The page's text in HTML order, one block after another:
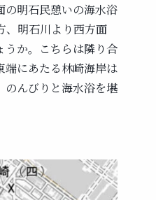
の明石民憩いの海水浴
、明石川より西方面
うか。こちらは隣り合
端にあたる林崎海岸は
のんびりと海水浴を堪